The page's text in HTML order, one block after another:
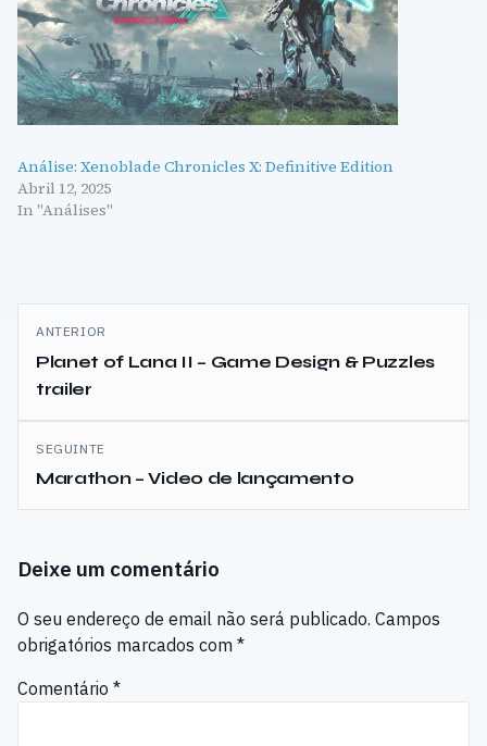
Análise: Xenoblade Chronicles X: Definitive Edition
Abril 12, 2025
In "Análises"
Navegação
de
artigos
ANTERIOR
Planet of Lana II – Game Design & Puzzles
trailer
SEGUINTE
Marathon – Video de lançamento
Deixe um comentário
O seu endereço de email não será publicado. Campos
obrigatórios marcados com *
Comentário *